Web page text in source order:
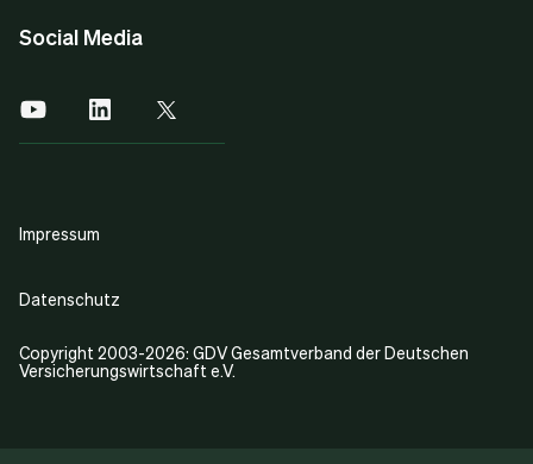
Social Media
Copyright 2003-2026: GDV Gesamtverband der Deutschen
Versicherungswirtschaft e.V.
Impressum
Datenschutz